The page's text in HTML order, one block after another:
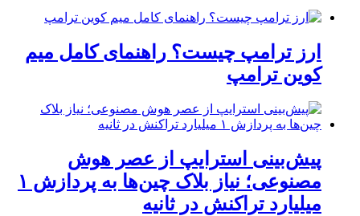
ارز ترامپ چیست؟ راهنمای کامل میم
کوین ترامپ
پیش‌بینی استرایپ از عصر هوش
مصنوعی؛ نیاز بلاک چین‌ها به پردازش ۱
میلیارد تراکنش در ثانیه